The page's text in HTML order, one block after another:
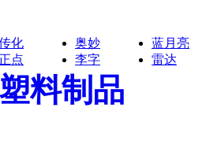
化 奥妙
蓝月亮
正点 李字
雷达
料制品